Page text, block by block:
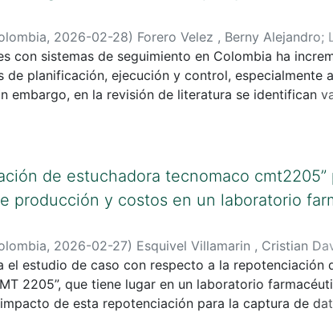
, 2026-02-28) Forero Velez , Berny Alejandro;
con sistemas de seguimiento en Colombia ha
de planificación, ejecución y control, especialmente
embargo, en la revisión de literatura se identifican
tradicionales y ágiles adaptadas al contexto
de estuchadora tecnomaco cmt2205”
producción y costos en un laboratorio
, 2026-02-27) Esquivel Villamarin , Cristian
el estudio de caso con respecto a la repotenciación
2205”, que tiene lugar en un laboratorio
de esta repotenciación para la captura de